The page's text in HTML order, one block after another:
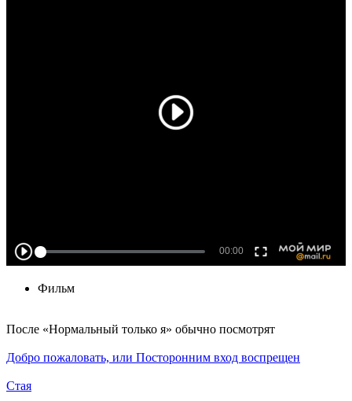
Фильм
По­сле «Нормальный только я» обыч­но по­смот­рят
Добро пожаловать, или Посторонним вход воспрещен
Стая